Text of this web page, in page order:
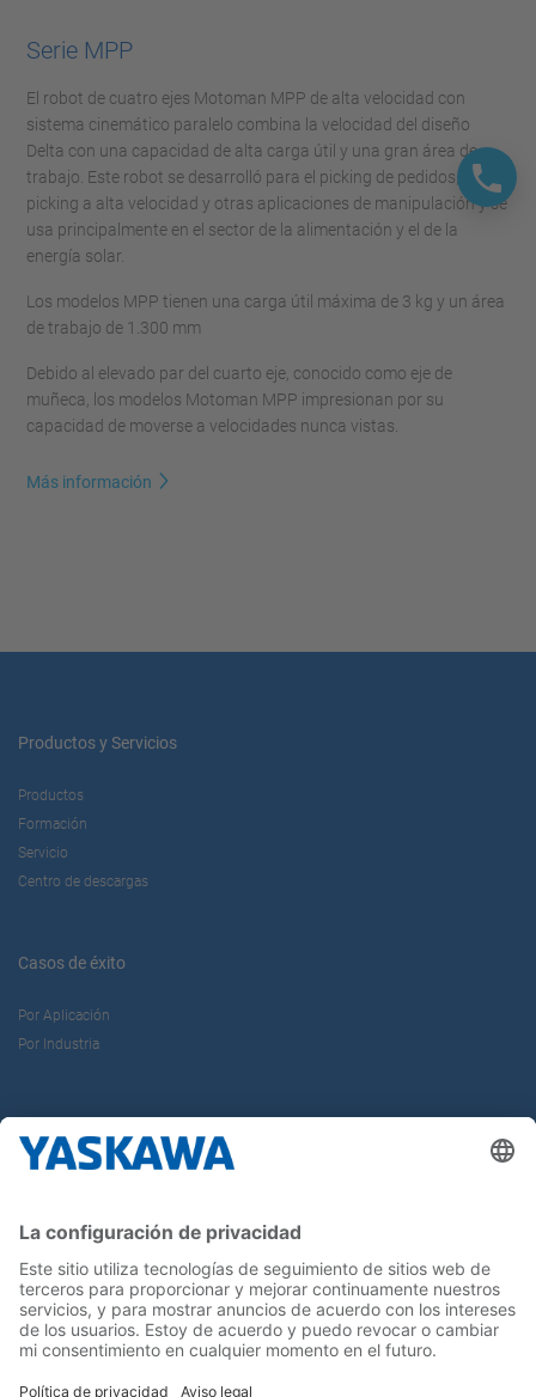
Serie MPP
El robot de cuatro ejes Motoman MPP de alta velocidad con
sistema cinemático paralelo combina la velocidad del diseño
Delta con una capacidad de alta carga útil y una gran área de
trabajo. Este robot se desarrolló para el picking de pedidos,
picking a alta velocidad y otras aplicaciones de manipulación y se
usa principalmente en el sector de la alimentación y el de la
energía solar.
Los modelos MPP tienen una carga útil máxima de 3 kg y un área
de trabajo de 1.300 mm
Debido al elevado par del cuarto eje, conocido como eje de
muñeca, los modelos Motoman MPP impresionan por su
capacidad de moverse a velocidades nunca vistas.
Más información
Productos y Servicios
Productos
Formación
Servicio
Centro de descargas
Casos de éxito
Por Aplicación
Por Industria
Contacto
¡Síguenos!